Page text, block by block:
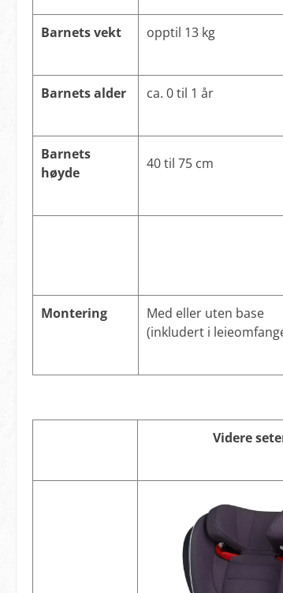
Barnets vekt opptil 13 kg
Barnets alder ca. 0 til 1 år
Barnets
høyde
40 til 75 cm
Montering
Med eller uten base
(inkludert i
Videre